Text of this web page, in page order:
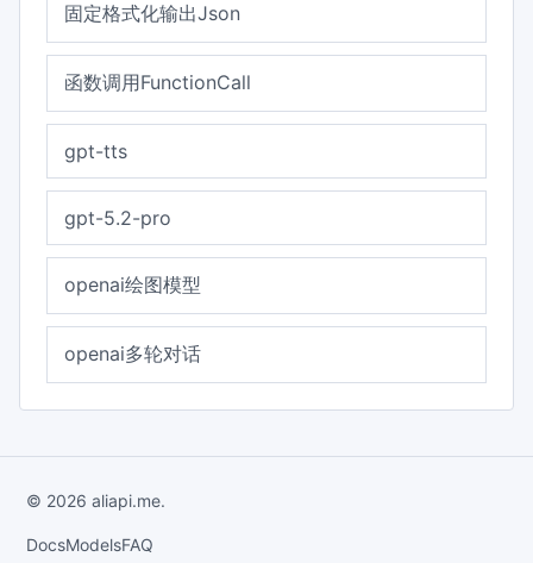
固定格式化输出Json
函数调用FunctionCall
gpt-tts
gpt-5.2-pro
openai绘图模型
openai多轮对话
© 2026 aliapi.me.
DocsModelsFAQ